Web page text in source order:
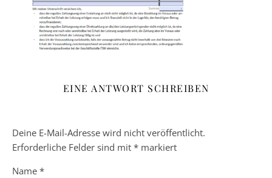
EINE ANTWORT SCHREIBEN
Deine E-Mail-Adresse wird nicht veröffentlicht.
Erforderliche Felder sind mit * markiert
Name *